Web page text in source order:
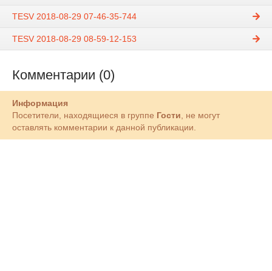
TESV 2018-08-29 07-46-35-744
TESV 2018-08-29 08-59-12-153
Комментарии (0)
Информация
Посетители, находящиеся в группе Гости, не могут
оставлять комментарии к данной публикации.